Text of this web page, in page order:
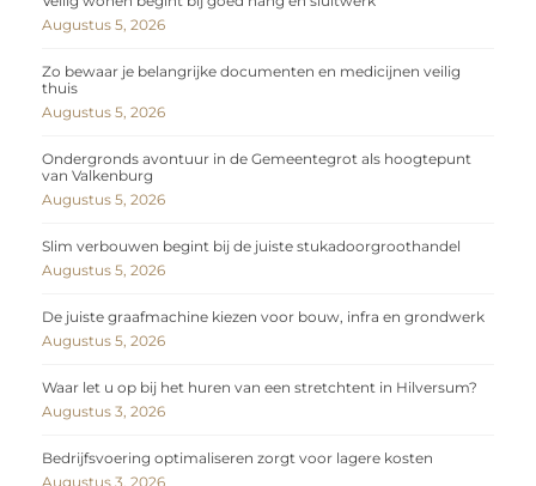
Augustus 5, 2026
Zo bewaar je belangrijke documenten en medicijnen veilig
thuis
Augustus 5, 2026
Ondergronds avontuur in de Gemeentegrot als hoogtepunt
van Valkenburg
Augustus 5, 2026
Slim verbouwen begint bij de juiste stukadoorgroothandel
Augustus 5, 2026
De juiste graafmachine kiezen voor bouw, infra en grondwerk
Augustus 5, 2026
Waar let u op bij het huren van een stretchtent in Hilversum?
Augustus 3, 2026
Bedrijfsvoering optimaliseren zorgt voor lagere kosten
Augustus 3, 2026